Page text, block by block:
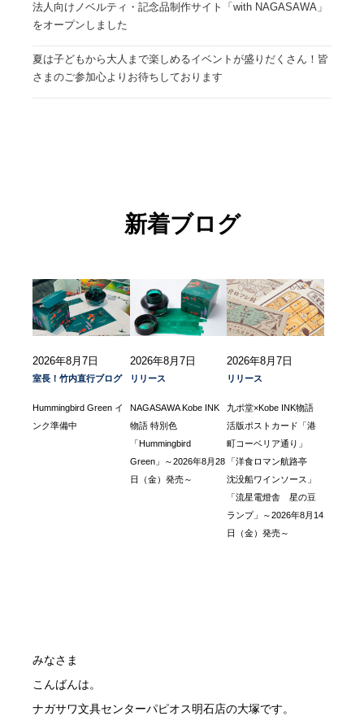
法人向けノベルティ・記念品制作サイト「with NAGASAWA」
をオープンしました
夏は子どもから大人まで楽しめるイベントが盛りだくさん！皆
さまのご参加心よりお待ちしております
新着ブログ
2026年8月7日
室長！竹内直行ブログ
Hummingbird Green イ
ンク準備中
2026年8月7日
リリース
NAGASAWA Kobe INK
物語 特別色
「Hummingbird
Green」～2026年8月28
日（金）発売～
2026年8月7日
リリース
九ポ堂×Kobe INK物語
活版ポストカード「港
町コーベリア通り」
「洋食ロマン航路亭
沈没船ワインソース」
「流星電燈舎 星の豆
ランプ」～2026年8月14
日（金）発売～
みなさま
こんばんは。
ナガサワ文具センターパピオス明石店の大塚です。